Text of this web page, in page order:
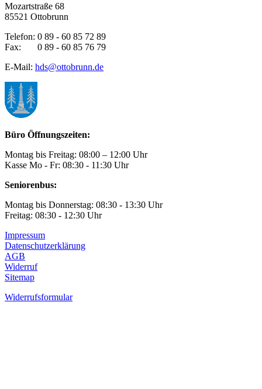
Mozartstraße 68
85521 Ottobrunn
Telefon: 0 89 - 60 85 72 89
Fax: 0 89 - 60 85 76 79
E-Mail: hds@ottobrunn.de
Büro Öffnungszeiten:
Montag bis Freitag: 08:00 – 12:00 Uhr
Kasse Mo - Fr: 08:30 - 11:30 Uhr
Seniorenbus:
Montag bis Donnerstag: 08:30 - 13:30 Uhr
Freitag: 08:30 - 12:30 Uhr
Impressum
Datenschutzerklärung
AGB
Widerruf
Sitemap
Widerrufsformular